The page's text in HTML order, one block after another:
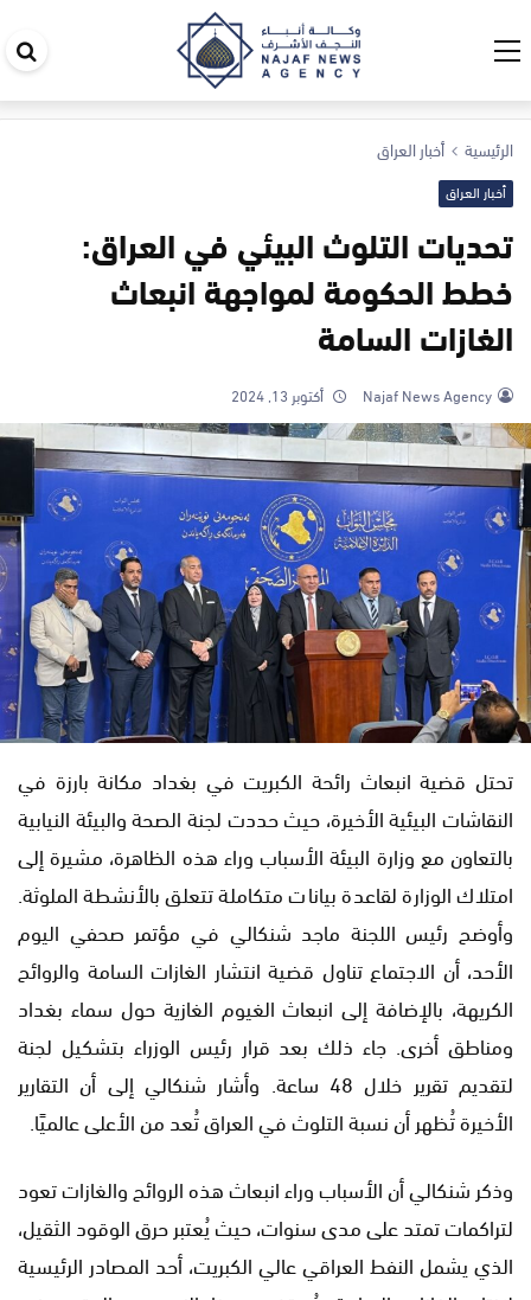
الرئيسية أخبار العراق
أخبار العراق
تحديات التلوث البيئي في العراق:
خطط الحكومة لمواجهة انبعاث
الغازات السامة
Najaf News Agency أكتوبر 13, 2024
تحتل قضية انبعاث رائحة الكبريت في بغداد مكانة بارزة في
النقاشات البيئية الأخيرة، حيث حددت لجنة الصحة والبيئة النيابية
بالتعاون مع وزارة البيئة الأسباب وراء هذه الظاهرة، مشيرة إلى
امتلاك الوزارة لقاعدة بيانات متكاملة تتعلق بالأنشطة الملوثة.
وأوضح رئيس اللجنة ماجد شنكالي في مؤتمر صحفي اليوم
الأحد، أن الاجتماع تناول قضية انتشار الغازات السامة والروائح
الكريهة، بالإضافة إلى انبعاث الغيوم الغازية حول سماء بغداد
ومناطق أخرى. جاء ذلك بعد قرار رئيس الوزراء بتشكيل لجنة
لتقديم تقرير خلال 48 ساعة. وأشار شنكالي إلى أن التقارير
الأخيرة تُظهر أن نسبة التلوث في العراق تُعد من الأعلى عالميًا.
وذكر شنكالي أن الأسباب وراء انبعاث هذه الروائح والغازات تعود
لتراكمات تمتد على مدى سنوات، حيث يُعتبر حرق الوقود الثقيل،
الذي يشمل النفط العراقي عالي الكبريت، أحد المصادر الرئيسية